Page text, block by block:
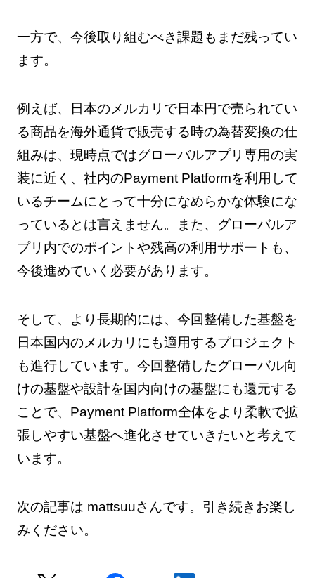
一方で、今後取り組むべき課題もまだ残ってい
ます。
例えば、日本のメルカリで日本円で売られてい
る商品を海外通貨で販売する時の為替変換の仕
組みは、現時点ではグローバルアプリ専用の実
装に近く、社内のPayment Platformを利用して
いるチームにとって十分になめらかな体験にな
っているとは言えません。また、グローバルア
プリ内でのポイントや残高の利用サポートも、
今後進めていく必要があります。
そして、より長期的には、今回整備した基盤を
日本国内のメルカリにも適用するプロジェクト
も進行しています。今回整備したグローバル向
けの基盤や設計を国内向けの基盤にも還元する
ことで、Payment Platform全体をより柔軟で拡
張しやすい基盤へ進化させていきたいと考えて
います。
次の記事は mattsuuさんです。引き続きお楽し
みください。